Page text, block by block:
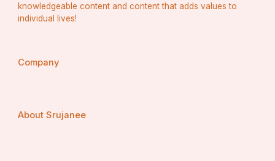
knowledgeable content and content that adds values to
individual lives!
Company
About Srujanee